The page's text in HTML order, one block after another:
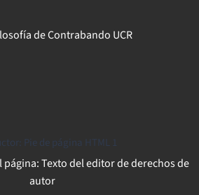
de Contrabando UCR
Pie de página HTML 1
Texto del editor de derechos de
autor